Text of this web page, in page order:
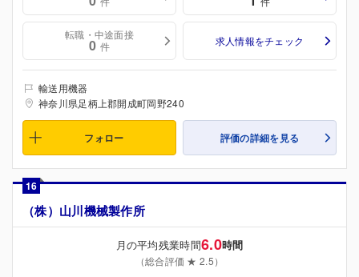
転職・中途面接
0 件 求人情報をチェック
輸送用機器
神奈川県足柄上郡開成町岡野240
フォロー 評価の詳細を見る
16
（株）山川機械製作所
月の平均残業時間6.0時間
（総合評価 ★ 2.5）